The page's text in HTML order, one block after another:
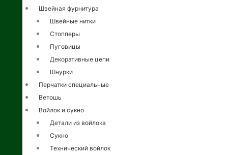
Швейная фурнитура
Швейные нитки
Стопперы
Пуговицы
Декоративные цепи
Шнурки
Перчатки специальные
Ветошь
Войлок и сукно
Детали из войлока
Сукно
Технический войлок